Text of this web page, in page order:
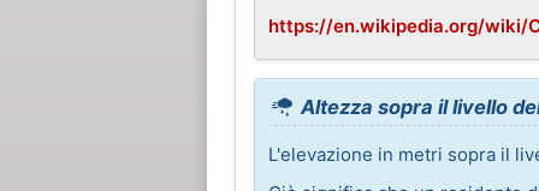
https://en.wikipedia.org/wiki/
Altezza sopra il livello
L'elevazione in metri sopra il